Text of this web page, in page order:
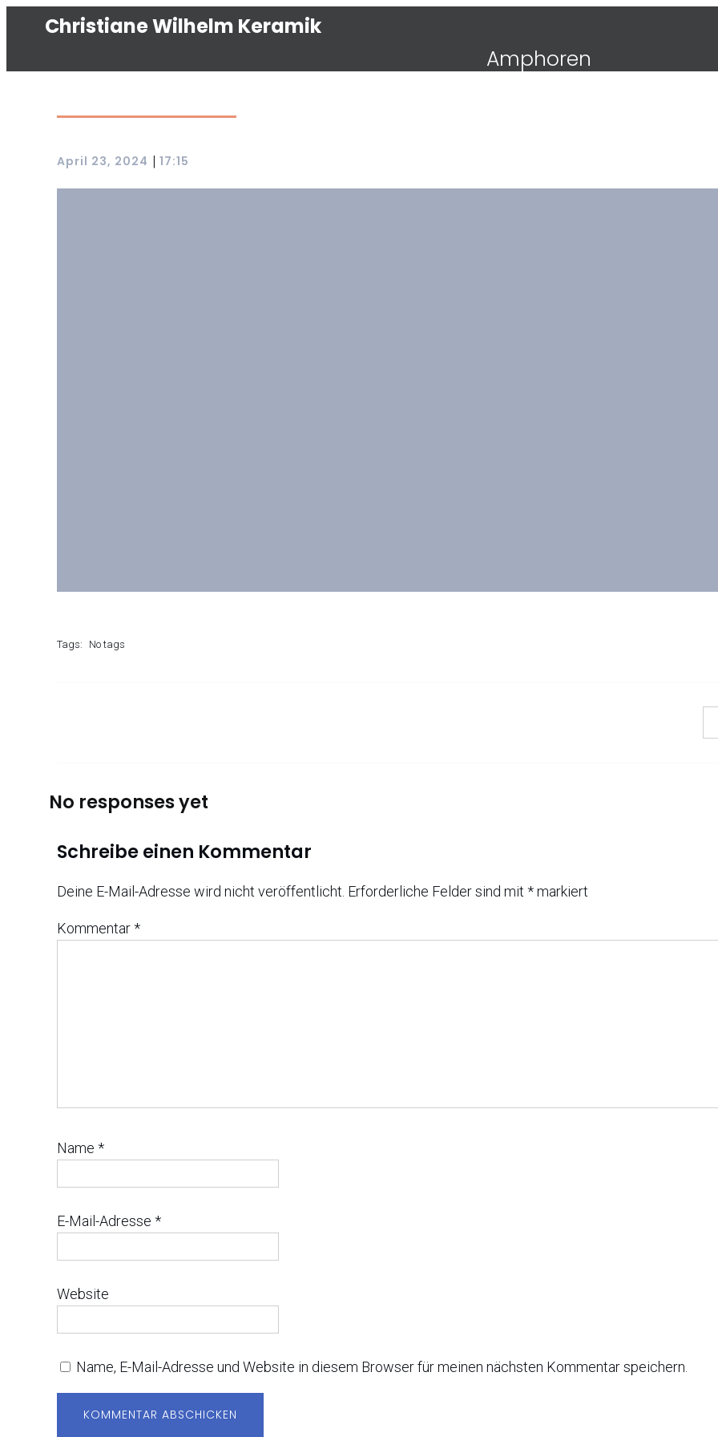
Christiane Wilhelm Keramik
Amphoren
April 23, 2024 | 17:15
Tags: No tags
No responses yet
Schreibe einen Kommentar
Deine E-Mail-Adresse wird nicht veröffentlicht. Erforderliche Felder sind mit *markiert
Kommentar*
Name *
E-Mail-Adresse *
Website
Name, E-Mail-Adresse und Website in diesem Browser für meinen nächsten Kommentar speichern.